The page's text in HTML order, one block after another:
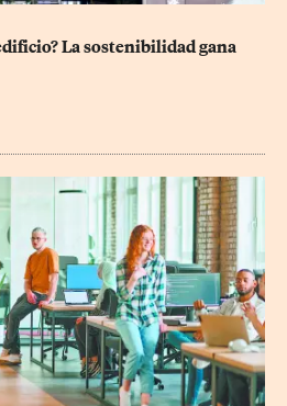
La sostenibilidad gana